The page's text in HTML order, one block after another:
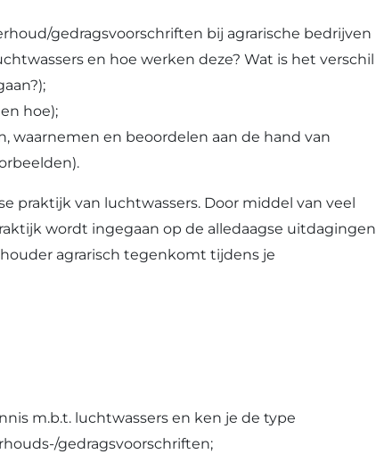
gedragsvoorschriften bij agrarische bedrijven
en hoe werken deze? Wat is het verschil
hoe);
waarnemen en beoordelen aan de hand van
praktijk van luchtwassers. Door middel van veel
wordt ingegaan op de alledaagse uitdagingen
agrarisch tegenkomt tijdens je
m.b.t. luchtwassers en ken je de type
gedragsvoorschriften;